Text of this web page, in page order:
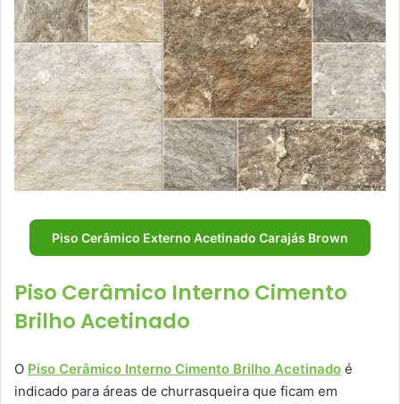
Piso Cerâmico Externo Acetinado Carajás Brown
Piso Cerâmico Interno Cimento
Brilho Acetinado
O Piso Cerâmico Interno Cimento Brilho Acetinado é
indicado para áreas de churrasqueira que ficam em